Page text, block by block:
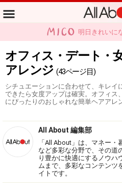
明日きれいに
オフィス・デート・
アレンジ (43ページ目)
シチュエーションに合わせて、キレイ
できたら女度アップは確実。オフィス
にぴったりのおしゃれな簡単ヘアアレ
All About 編集部
「All About」は、マネー
など多彩な分野で、その道
り豊かに快適にするノウハ
ムまで、多彩なコンテンツ
イトです。